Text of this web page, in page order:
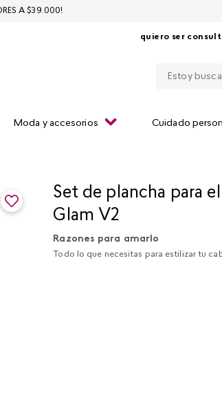
quiero ser
Moda y accesorios Cuidado
A $39.000!
Set de plancha para
Glam V2
Razones para amarlo
Todo lo que necesitas para estilizar tu